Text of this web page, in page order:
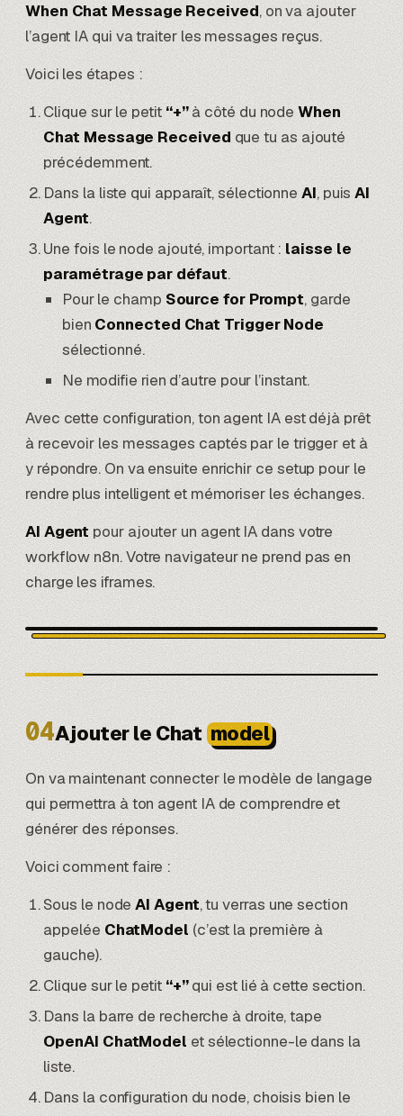
When Chat Message Received, on va ajouter
l’agent IA qui va traiter les messages reçus.
Voici les étapes :
Clique sur le petit “+”à côté du nodeWhen
Chat Message Received que tu as ajouté
précédemment.
Dans la liste qui apparaît, sélectionneAI, puisAI
Agent.
Une fois le node ajouté, important : laisse le
paramétrage par défaut.
Pour le champSource for Prompt, garde
bienConnected Chat Trigger Node
sélectionné.
Ne modifie rien d’autre pour l’instant.
Avec cette configuration, ton agent IA est déjà prêt
à recevoir les messages captés par le trigger et à
y répondre. On va ensuite enrichir ce setup pour le
rendre plus intelligent et mémoriser les échanges.
AI Agent pour ajouter un agent IA dans votre
workflow n8n. Votre navigateur ne prend pas en
charge les iframes.
04Ajouter le Chat model
On va maintenant connecter le modèle de langage
qui permettra à ton agent IA de comprendre et
générer des réponses.
Voici comment faire :
Sous le nodeAI Agent, tu verras une section
appeléeChatModel(c’est la première à
gauche).
Clique sur le petit“+”qui est lié à cette section.
Dans la barre de recherche à droite, tape
OpenAI ChatModel et sélectionne-le dans la
liste.
Dans la configuration du node, choisis bien le